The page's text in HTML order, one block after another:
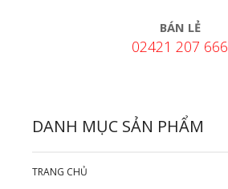
BÁN LẺ
02421 207 666
DANH MỤC SẢN PHẨM
TRANG CHỦ